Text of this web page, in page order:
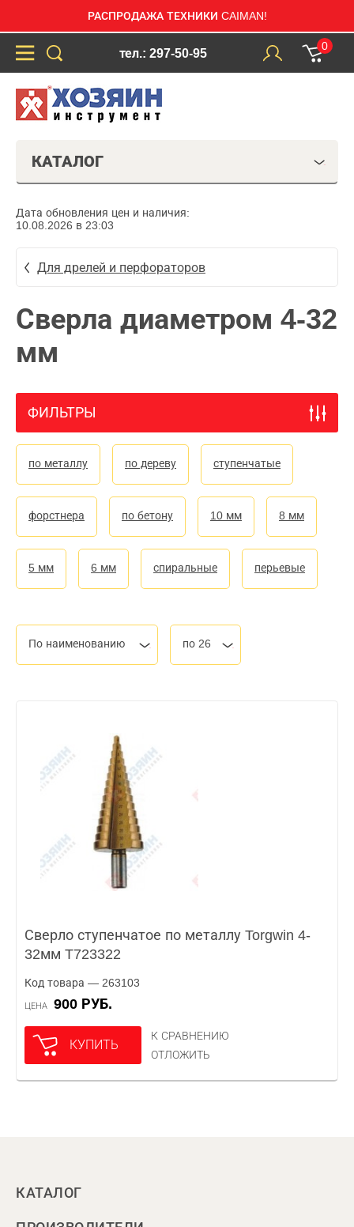
РАСПРОДАЖА ТЕХНИКИ CAIMAN!
тел.: 297-50-95
0
КАТАЛОГ
Дата обновления цен и наличия:
10.08.2026 в 23:03
Для дрелей и перфораторов
Сверла диаметром 4-32
мм
ФИЛЬТРЫ
по металлу по дереву ступенчатые
форстнера по бетону 10 мм 8 мм
5 мм 6 мм спиральные перьевые
По наименованию по 26
Сверло ступенчатое по металлу Torgwin 4-
32мм T723322
Код товара — 263103
ЦЕНА 900 РУБ.
КУПИТЬ
К СРАВНЕНИЮ
ОТЛОЖИТЬ
КАТАЛОГ